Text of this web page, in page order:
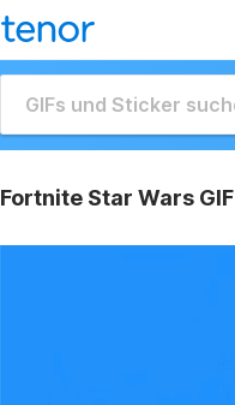
Fortnite Star Wars GIF